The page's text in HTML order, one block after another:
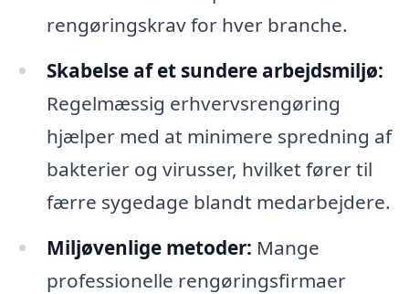
rengøringskrav for hver branche.
Skabelse af et sundere arbejdsmiljø:
Regelmæssig erhvervsrengøring
hjælper med at minimere spredning af
bakterier og virusser, hvilket fører til
færre sygedage blandt medarbejdere.
Miljøvenlige metoder: Mange
professionelle rengøringsfirmaer